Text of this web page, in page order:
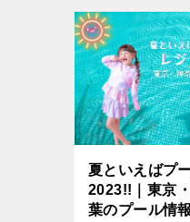
夏といえばプ
2023!!｜東京
葉のプール情